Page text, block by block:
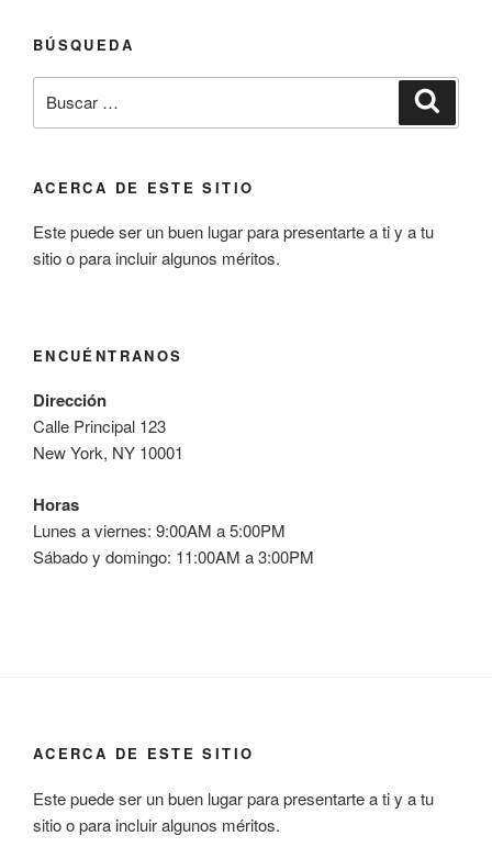
BÚSQUEDA
por:
ACERCA DE ESTE SITIO
Este puede ser un buen lugar para presentarte a ti y a tu
sitio o para incluir algunos méritos.
ENCUÉNTRANOS
Dirección
Calle Principal 123
New York, NY 10001
Horas
Lunes a viernes: 9:00AM a 5:00PM
Sábado y domingo: 11:00AM a 3:00PM
ACERCA DE ESTE SITIO
Este puede ser un buen lugar para presentarte a ti y a tu
sitio o para incluir algunos méritos.